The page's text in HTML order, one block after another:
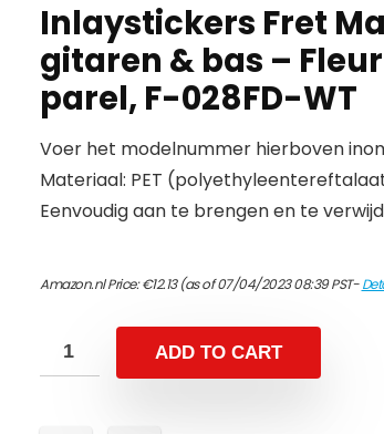
Inlaystickers Fret
gitaren & bas –
parel, F-028FD-WT
Voer het modelnummer hierboven
Materiaal: PET
Eenvoudig aan te brengen en te
Amazon.nl Price:€12.13(as of 07/04/2023 08:39 PST-
ADD TO CART